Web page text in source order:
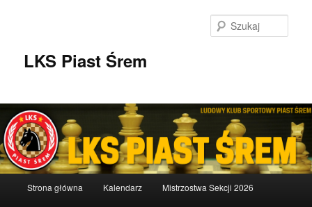
LKS Piast Śrem
Strona główna Kalendarz Mistrzostwa Sekcji 2026